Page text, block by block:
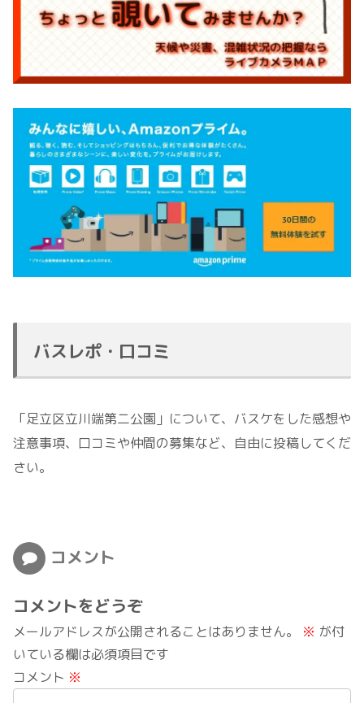
バスレポ・口コミ
「足立区立川端第二公園」について、バスケをした感想や
注意事項、口コミや仲間の募集など、自由に投稿してくだ
さい。
コメント
コメントをどうぞ
メールアドレスが公開されることはありません。 ※ が付
いている欄は必須項目です
コメント ※